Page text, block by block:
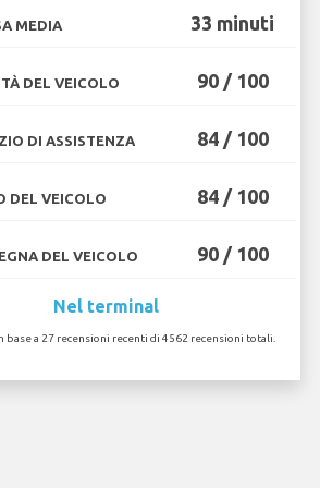
MEDIA 33 minuti
DEL VEICOLO 90 / 100
DI ASSISTENZA 84 / 100
DEL VEICOLO 84 / 100
DEL VEICOLO 90 / 100
Nel terminal
base a 27 recensioni recenti di 4562 recensioni totali.